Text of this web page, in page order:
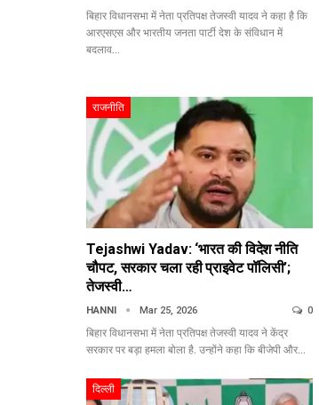
बिहार विधानसभा में नेता प्रतिपक्ष तेजस्वी यादव ने कहा है कि
आरएसएस और भारतीय जनता पार्टी देश के संविधान में
बदलाव…
राजनीति
Tejashwi Yadav: ‘भारत की विदेश नीति
चौपट, सरकार चला रही प्राइवेट पॉलिसी’;
तेजस्वी…
HANNI Mar 25, 2026 0
बिहार विधानसभा में नेता प्रतिपक्ष तेजस्वी यादव ने केंद्र
सरकार पर बड़ा हमला बोला है. उन्होंने कहा कि बीजेपी और…
दिल्ली